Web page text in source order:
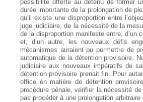
possibilité offerte au détenu de former
durée importante de la prolongation de
qu’il existe une disproportion entre
juge judiciaire, de la nécessité de la
de la disproportion manifeste entre, d’un
et, d’un autre, les nouveaux défis
mécanismes auraient pu permettre de
automatique de la détention provisoire.
judiciaire aux nouveaux impératifs de
détention provisoire prenait fin. Pour
office en matière de détention
procédure pénale, vérifier la nécessité
pas procéder à une prolongation arbitraire